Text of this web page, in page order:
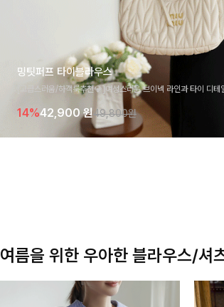
밍팃퍼프 타이블라우스
[고급스러움/하객룩추천💎]여성스러운 브이넥 라인과 타이 디
라우스 🤍 여유로운 7부 소매로 편안하게 착용되며 데일리룩부
기 좋은 아이템이에요
14%42,900원 49,800원
여름을 위한 우아한 블라우스/셔